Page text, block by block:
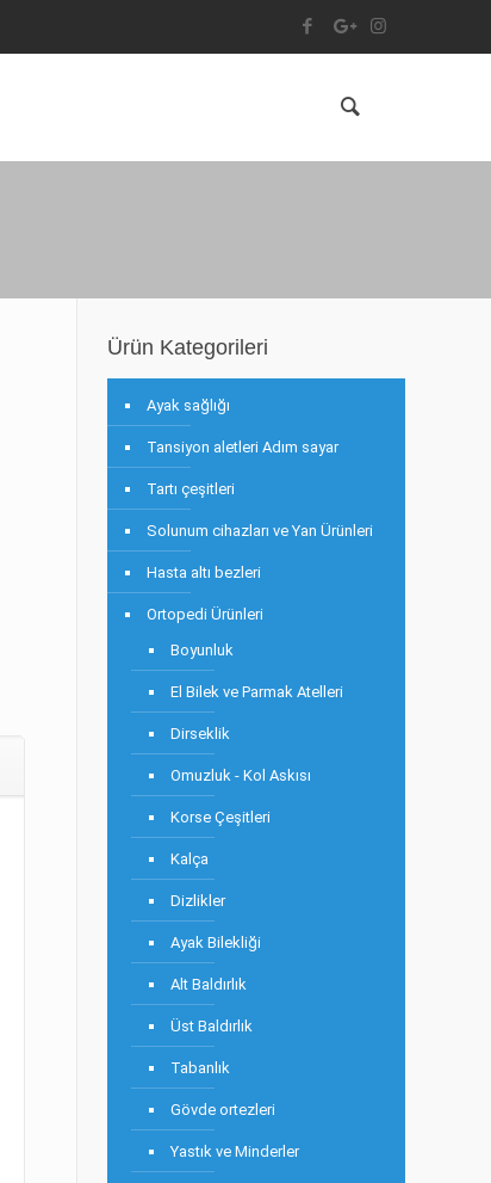
Ürün Kategorileri
Ayak sağlığı
Tansiyon aletleri Adım sayar
Tartı çeşitleri
Solunum cihazları ve Yan Ürünleri
Hasta altı bezleri
Ortopedi Ürünleri
Boyunluk
El Bilek ve Parmak Atelleri
Dirseklik
Omuzluk - Kol Askısı
Korse Çeşitleri
Kalça
Dizlikler
Ayak Bilekliği
Alt Baldırlık
Üst Baldırlık
Tabanlık
Gövde ortezleri
Yastık ve Minderler